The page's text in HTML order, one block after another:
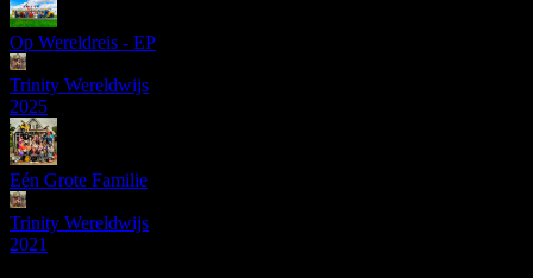
Op Wereldreis - EP
Trinity Wereldwijs
2025
Eén Grote Familie
Trinity Wereldwijs
2021